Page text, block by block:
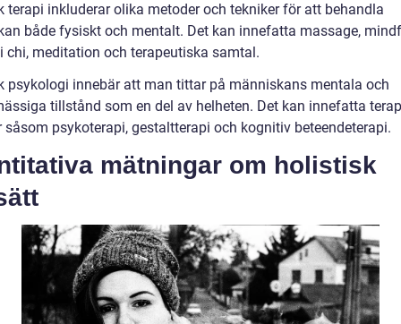
terapi inkluderar olika metoder och tekniker för att behandla
både fysiskt och mentalt. Det kan innefatta massage,
chi, meditation och terapeutiska samtal.
psykologi innebär att man tittar på människans mentala och
tillstånd som en del av helheten. Det kan innefatta
såsom psykoterapi, gestaltterapi och kognitiv beteendeterapi.
mätningar om holistisk